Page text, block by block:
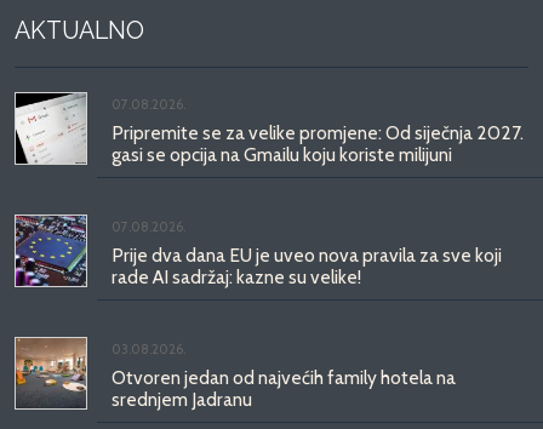
AKTUALNO
07.08.2026.
Pripremite se za velike promjene: Od siječnja 2027.
gasi se opcija na Gmailu koju koriste milijuni
07.08.2026.
Prije dva dana EU je uveo nova pravila za sve koji
rade AI sadržaj: kazne su velike!
03.08.2026.
Otvoren jedan od najvećih family hotela na
srednjem Jadranu